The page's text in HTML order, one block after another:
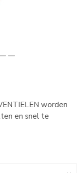
worden
en snel te